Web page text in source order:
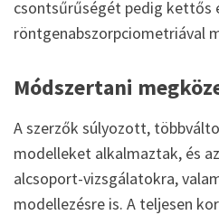
csontsűrűségét pedig kettős
röntgenabszorpciometriával
Módszertani
A szerzők súlyozott,
modelleket alkalmaztak, és
alcsoport-vizsgálatokra,
modellezésre is. A teljesen